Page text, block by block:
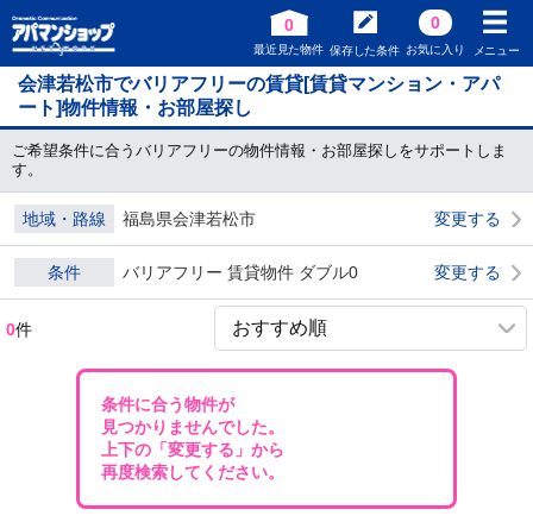
0
最近見た物件 保存した条件
0
お気に入り メニュー
会津若松市でバリアフリーの賃貸[賃貸マンション・アパ
ート]物件情報・お部屋探し
ご希望条件に合うバリアフリーの物件情報・お部屋探しをサポートしま
す。
地域・路線 福島県会津若松市 変更する
条件 バリアフリー 賃貸物件 ダブル0 変更する
0件
条件に合う物件が
見つかりませんでした。
上下の「変更する」から
再度検索してください。